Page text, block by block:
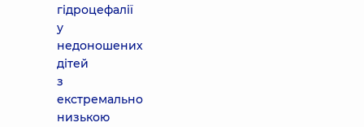
гідроцефалії
у
недоношених
дітей
з
екстремально
низькою